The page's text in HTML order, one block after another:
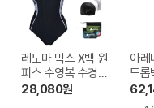
레노마 믹스 X백 원
피스 수영복 수경
수모세트 LS2F806
28,080원
아레
드롭